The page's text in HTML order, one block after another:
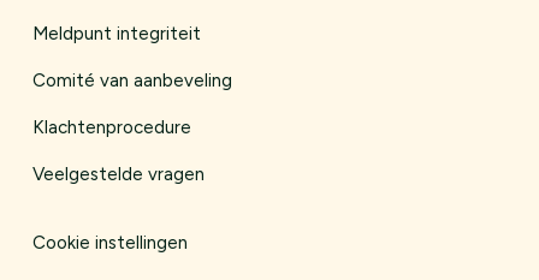
Meldpunt integriteit
Comité van aanbeveling
Klachtenprocedure
Veelgestelde vragen
Cookie instellingen